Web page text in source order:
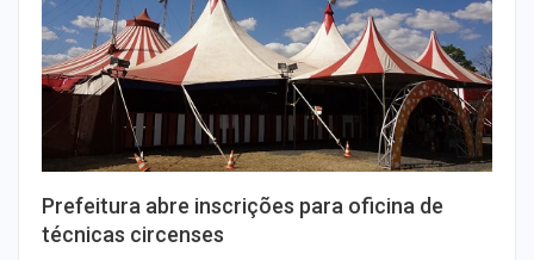
Prefeitura abre inscrições para oficina de
técnicas circenses